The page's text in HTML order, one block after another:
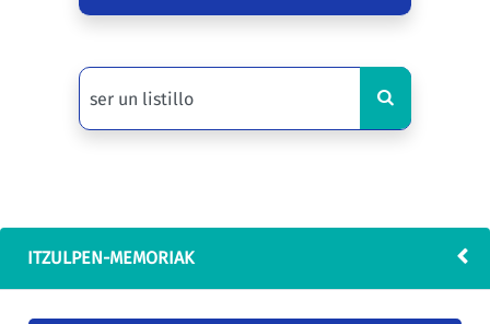
ITZULPEN-MEMORIAK